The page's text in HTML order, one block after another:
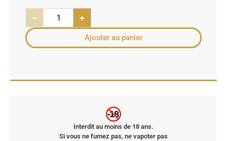
− +
Ajouter au panier
-18
Interdit au moins de 18 ans.
Si vous ne fumez pas, ne vapoter pas